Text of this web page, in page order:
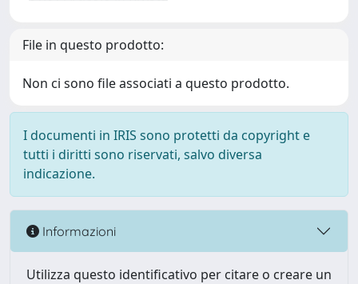
File in questo prodotto:
Non ci sono file associati a questo prodotto.
I documenti in IRIS sono protetti da copyright e
tutti i diritti sono riservati, salvo diversa
indicazione.
Informazioni
Utilizza questo identificativo per citare o creare un